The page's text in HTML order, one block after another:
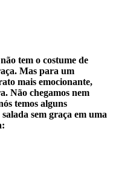
tem o costume de
Mas para um
mais emocionante,
Não chegamos nem
temos alguns
sem graça em uma